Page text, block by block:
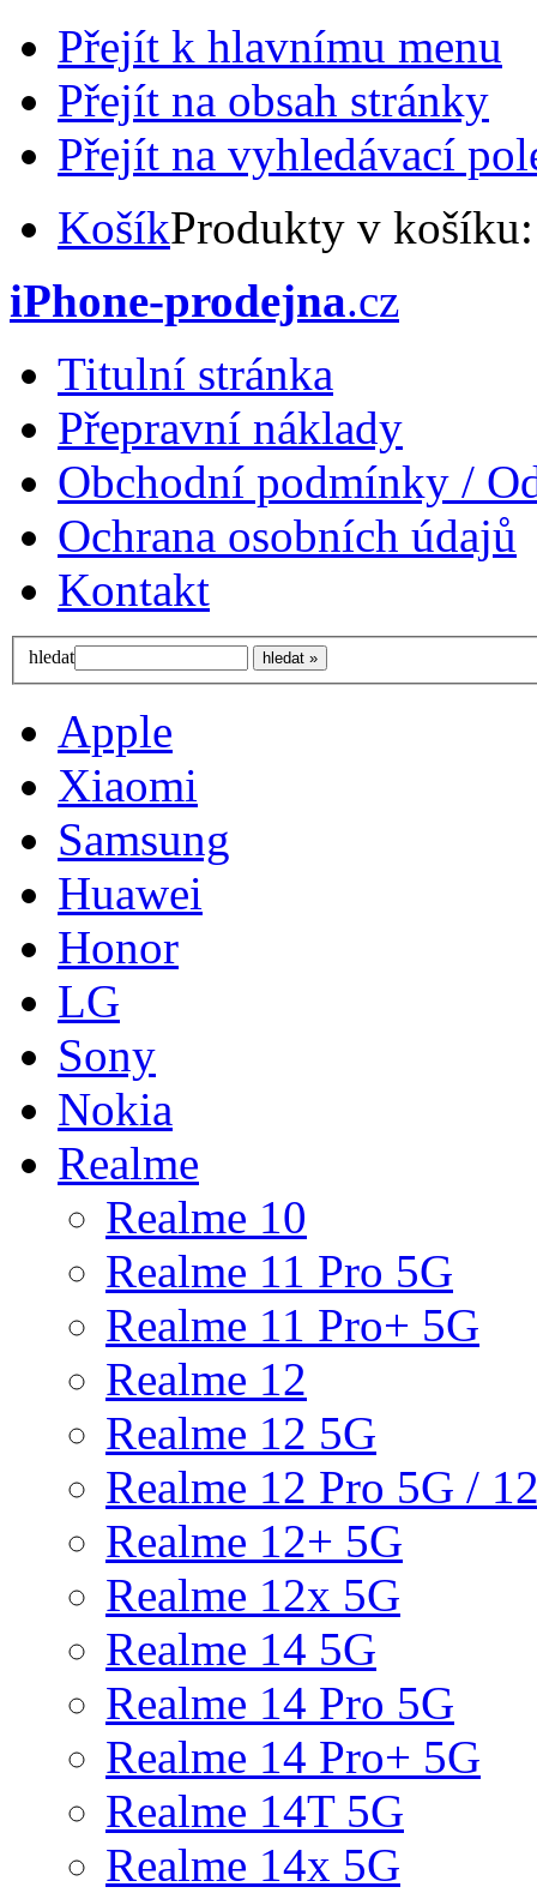
Přejít k hlavnímu menu
Přejít na obsah stránky
Přejít na vyhledávací
KošíkProdukty v
iPhone-prodejna.cz
Titulní stránka
Přepravní náklady
Obchodní podmínky /
Ochrana osobních údajů
Kontakt
hledat
Apple
Xiaomi
Samsung
Huawei
Honor
LG
Sony
Nokia
Realme
Realme 10
Realme 11 Pro 5G
Realme 11 Pro+ 5G
Realme 12
Realme 12 5G
Realme 12 Pro 5G /
Realme 12+ 5G
Realme 12x 5G
Realme 14 5G
Realme 14 Pro 5G
Realme 14 Pro+ 5G
Realme 14T 5G
Realme 14x 5G